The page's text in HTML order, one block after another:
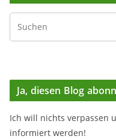
Ja, diesen Blog
Ich will nichts verpassen
informiert werden!